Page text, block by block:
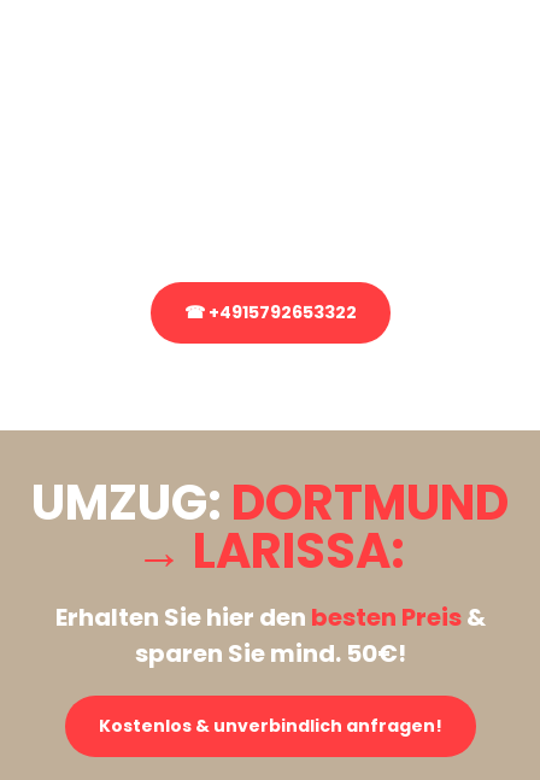
☎ +4915792653322
UMZUG: DORTMUND
→ LARISSA:
Erhalten Sie hier den besten Preis&
sparen Sie mind. 50€!
Kostenlos & unverbindlich anfragen!